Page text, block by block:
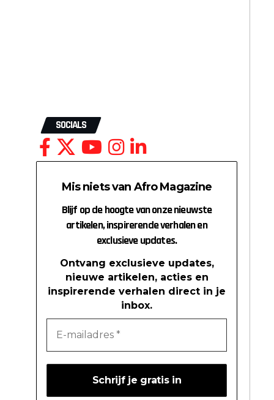
SOCIALS
Mis niets van Afro Magazine
Blijf op de hoogte van onze nieuwste
artikelen, inspirerende verhalen en
exclusieve updates.
Ontvang exclusieve updates,
nieuwe artikelen, acties en
inspirerende verhalen direct in je
inbox.